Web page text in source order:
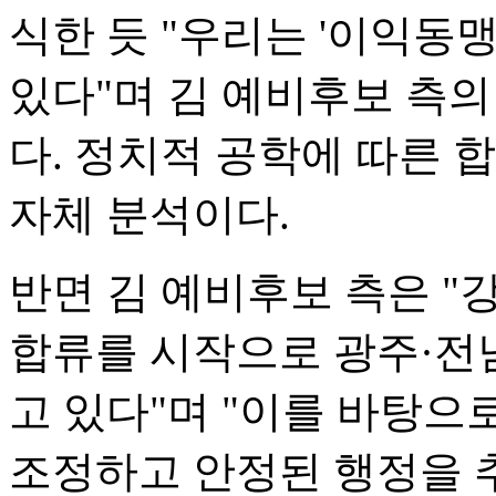
식한 듯 "우리는 '이익동
있다"며 김 예비후보 측
다. 정치적 공학에 따른
자체 분석이다.
반면 김 예비후보 측은 "
합류를 시작으로 광주·
고 있다"며 "이를 바탕으
조정하고 안정된 행정을